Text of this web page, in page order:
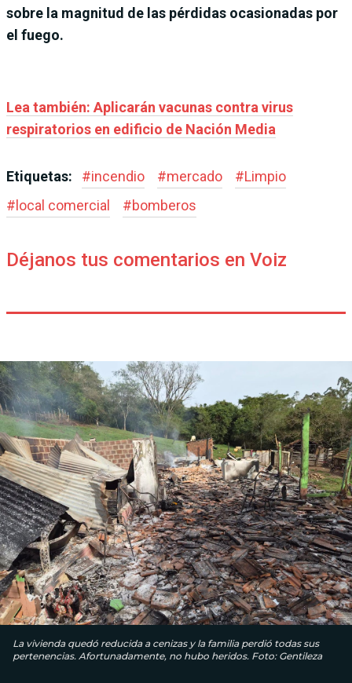
sobre la magnitud de las pérdidas ocasionadas por
el fuego.
Lea también: Aplicarán vacunas contra virus
respiratorios en edificio de Nación Media
Etiquetas: #incendio #mercado #Limpio
#local comercial #bomberos
Déjanos tus comentarios en Voiz
La vivienda quedó reducida a cenizas y la familia perdió todas sus
pertenencias. Afortunadamente, no hubo heridos. Foto: Gentileza